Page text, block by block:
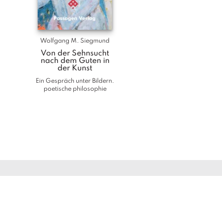
Wolfgang M. Siegmund
Von der Sehnsucht
nach dem Guten in
der Kunst
Ein Gespräch unter Bildern.
poetische philosophie